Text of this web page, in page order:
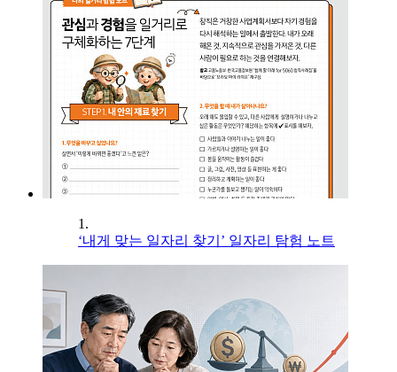
1.
‘내게 맞는 일자리 찾기’ 일자리 탐험 노트